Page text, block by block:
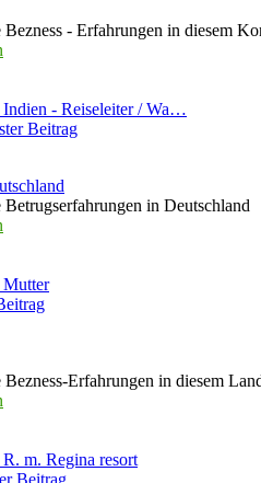
Bezness - Erfahrungen in diesem
Indien - Reiseleiter / Wa…
Beitrag
Betrugserfahrungen in Deutschland
Mutter
Bezness-Erfahrungen in diesem
m. Regina resort
Beitrag